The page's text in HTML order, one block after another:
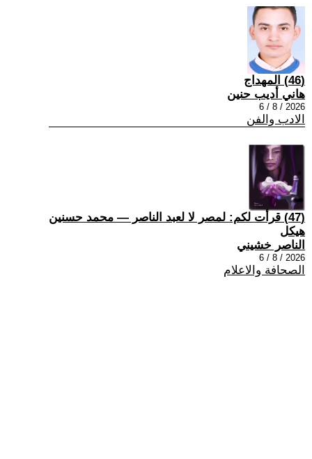
(46) المهداج
هاني أديب حنين
2026 / 8 / 6
الادب والفن
(47) قرأت لكم: لمصر لا لعبد الناصر — محمد حسنين
هيكل
الناصر خشيني
2026 / 8 / 6
الصحافة والاعلام